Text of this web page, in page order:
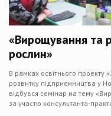
«Вирощування та
рослин»
В рамках освітнього проекту
розвитку підприємництва у
відбувся семінар на тему
за участю консультанта-